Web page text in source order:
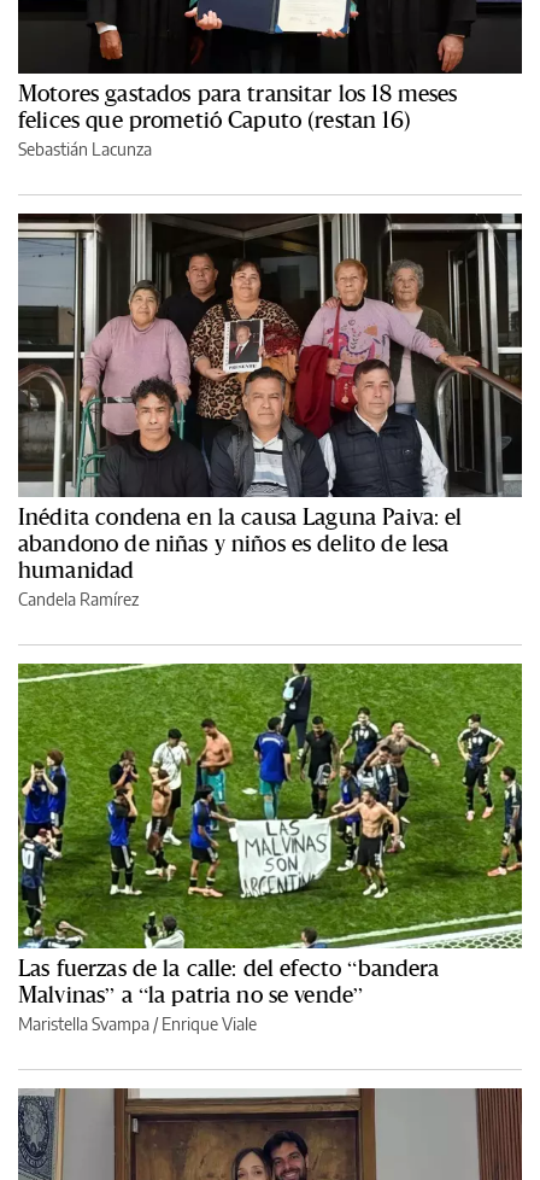
Motores gastados para transitar los 18 meses
felices que prometió Caputo (restan 16)
Sebastián Lacunza
Inédita condena en la causa Laguna Paiva: el
abandono de niñas y niños es delito de lesa
humanidad
Candela Ramírez
Las fuerzas de la calle: del efecto “bandera
Malvinas” a “la patria no se vende”
Maristella Svampa /Enrique Viale